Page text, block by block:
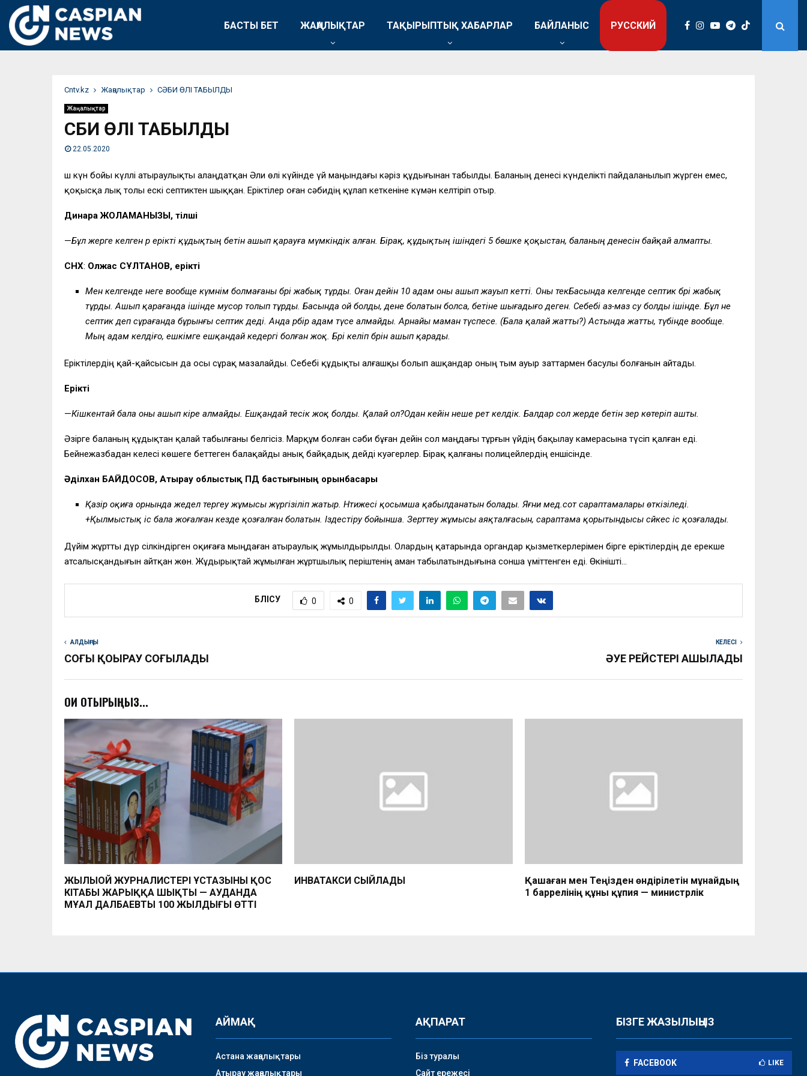
БАСТЫ БЕТ ЖАҢАЛЫҚТАР ТАҚЫРЫПТЫҚ ХАБАРЛАР БАЙЛАНЫС РУССКИЙ
Сntv.kz Жаңалықтар СӘБИ ӨЛІ ТАБЫЛДЫ
Жаңалықтар
СӘБИ ӨЛІ ТАБЫЛДЫ
22.05.2020
Үш күн бойы күллі атыраулықты алаңдатқан Әли өлі күйінде үй маңындағы кәріз құдығынан табылды. Баланың денесі күнделікті пайдаланылып жүрген емес,
қоқысқа лық толы ескі септиктен шыққан. Еріктілер оған сәбидің құлап кеткеніне күмән келтіріп отыр.
Динара ЖОЛАМАНҚЫЗЫ, тілші
—Бұл жерге келген әр ерікті құдықтың бетін ашып қарауға мүмкіндік алған. Бірақ, құдықтың ішіндегі 5 бөшке қоқыстан, баланың денесін байқай алмапты.
СНХ: Олжас СҰЛТАНОВ, ерікті
Мен келгенде неге вообще күмәнім болмағаны бәрі жабық тұрды. Оған дейін 10 адам оны ашып жауып кетті. Оны текБасында келгенде септик бәрі жабық
тұрды. Ашып қарағанда ішінде мусор толып тұрды. Басында ой болды, дене болатын болса, бетіне шығадығо деген. Себебі аз-маз су болды ішінде. Бұл не
септик деп сұрағанда бұрынғы септик деді. Анда әрбір адам түсе алмайды. Арнайы маман түспесе. (Бала қалай жатты?) Астында жатты, түбінде вообще.
Мың адам келдіғо, ешкімге ешқандай кедергі болған жоқ. Бәрі келіп бәрін ашып қарады.
Еріктілердің қай-қайсысын да осы сұрақ мазалайды. Себебі құдықты алғашқы болып ашқандар оның тым ауыр заттармен басулы болғанын айтады.
Ерікті
—Кішкентай бала оны ашып кіре алмайды. Ешқандай тесік жоқ болды. Қалай ол?Одан кейін неше рет келдік. Балдар сол жерде бетін әзер көтеріп ашты.
Әзірге баланың құдықтан қалай табылғаны белгісіз. Марқұм болған сәби бұған дейін сол маңдағы тұрғын үйдің бақылау камерасына түсіп қалған еді.
Бейнежазбадан келесі көшеге беттеген балақайды анық байқадық дейді куәгерлер. Бірақ қалғаны полицейлердің еншісінде.
Әділхан БАЙДОСОВ, Атырау облыстық ПД бастығының орынбасары
Қазір оқиға орнында жедел тергеу жұмысы жүргізіліп жатыр. Нәтижесі қосымша қабылданатын болады. Яғни мед.сот сараптамалары өткізіледі.
+Қылмыстық іс бала жоғалған кезде қозғалған болатын. Іздестіру бойынша. Зерттеу жұмысы аяқталғасын, сараптама қорытындысы сәйкес іс қозғалады.
Дүйім жұртты дүр сілкіндірген оқиғаға мыңдаған атыраулық жұмылдырылды. Олардың қатарында органдар қызметкерлерімен бірге еріктілердің де ерекше
атсалысқандығын айтқан жөн. Жұдырықтай жұмылған жұртшылық періштенің аман табылатындығына сонша үміттенген еді. Өкінішті…
БӨЛІСУ 0 0
АЛДЫҢҒЫ
СОҢҒЫ ҚОҢЫРАУ СОҒЫЛАДЫ
КЕЛЕСІ
ӘУЕ РЕЙСТЕРІ АШЫЛАДЫ
ОҚИ ОТЫРЫҢЫЗ...
ЖЫЛЫОЙ ЖУРНАЛИСТЕРІ ҰСТАЗЫНЫҢ ҚОС
КІТАБЫ ЖАРЫҚҚА ШЫҚТЫ — АУДАНДА
МҰҢАЛ ДАЛБАЕВТЫҢ 100 ЖЫЛДЫҒЫ ӨТТІ
ИНВАТАКСИ СЫЙЛАДЫ
Қашаған мен Теңізден өндірілетін мұнайдың
1 баррелінің құны құпия — министрлік
АЙМАҚ
Астана жаңалықтары
Атырау жаңалықтары
АҚПАРАТ
Біз туралы
Сайт ережесі
БІЗГЕ ЖАЗЫЛЫҢЫЗ
FACEBOOK LIKE